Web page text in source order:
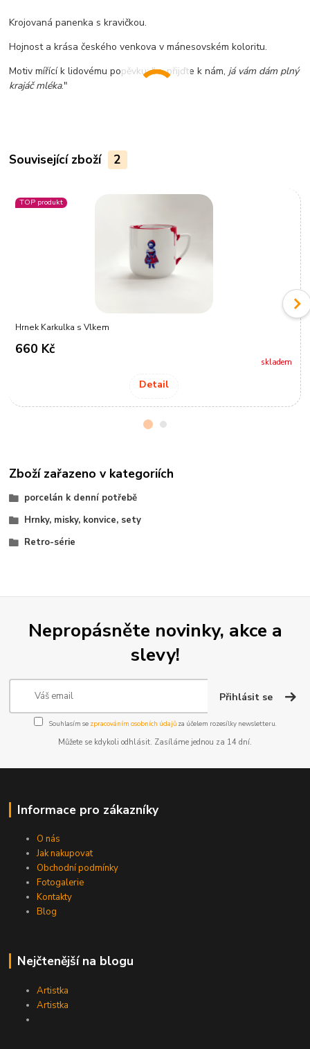
Krojovaná panenka s kravičkou.
Hojnost a krása českého venkova v mánesovském koloritu.
Motiv mířící k lidovému popěvku: "..., přijďte k nám, já vám dám plný
krajáč mléka."
Související zboží 2
TOP produkt
Hrnek Karkulka s Vlkem
660 Kč
skladem
Detail
Zboží zařazeno v kategoriích
porcelán k denní potřebě
Hrnky, misky, konvice, sety
Retro-série
Nepropásněte novinky, akce a
slevy!
Přihlásit se
Souhlasím se zpracováním osobních údajůza účelem rozesílky newsletteru.
Můžete se kdykoli odhlásit. Zasíláme jednou za 14 dní.
Informace pro zákazníky
O nás
Jak nakupovat
Obchodní podmínky
Fotogalerie
Kontakty
Blog
Nejčtenější na blogu
Artistka
Artistka